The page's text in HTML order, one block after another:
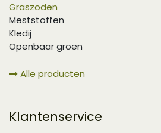
Graszoden
Meststoffen
Kledij
Openbaar groen
Alle producten
Klantenservice